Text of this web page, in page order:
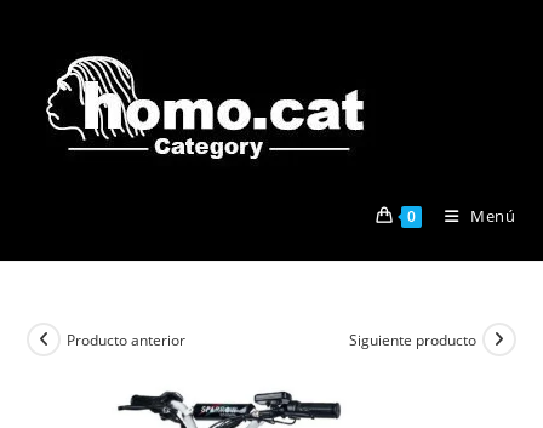
contenido
0 Menú
Producto anterior Siguiente producto